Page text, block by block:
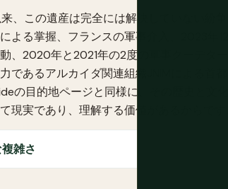
、この遺産は完全には解決していない紛
よる掌握、フランスの軍事介入、2023年
、2020年と2021年の2度の軍事クーデタ
であるアルカイダ関連組織JNIMによる首
の目的地ページと同様に、その歴史と文
現実であり、理解する価値があるからです
雑さ